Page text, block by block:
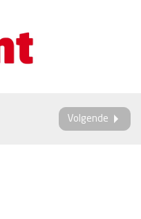
Volgende